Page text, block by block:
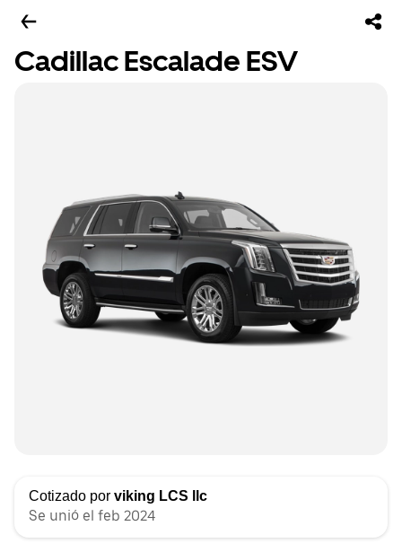
Cadillac Escalade ESV
Cotizado por viking LCS llc
Se unió el feb 2024